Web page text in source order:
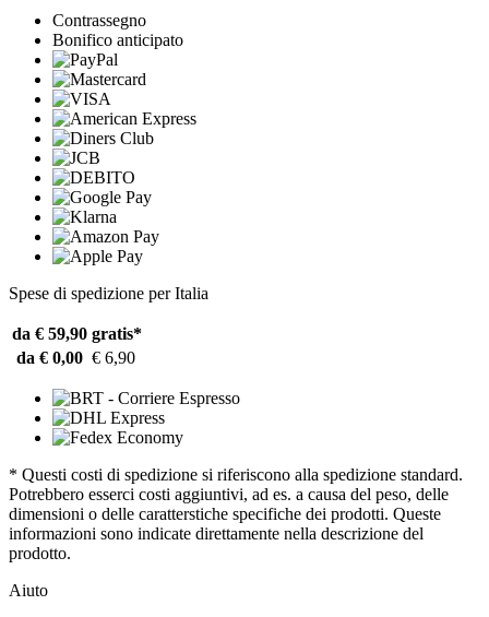
Contrassegno
Bonifico anticipato
Spese di spedizione per Italia
da € 59,90 gratis*
da € 0,00 € 6,90
* Questi costi di spedizione si riferiscono alla spedizione standard.
Potrebbero esserci costi aggiuntivi, ad es. a causa del peso, delle
dimensioni o delle caratterstiche specifiche dei prodotti. Queste
informazioni sono indicate direttamente nella descrizione del
prodotto.
Aiuto